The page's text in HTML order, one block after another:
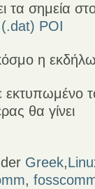
τα σημεία
POI
η
εκτυπωμένο
θα γίνει
Greek,
,